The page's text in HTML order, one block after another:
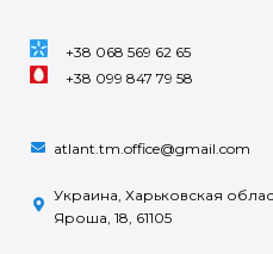
+38 068 569 62 65
+38 099 847 79 58
atlant.tm.office@gmail.com
Украина, Харьковская
Яроша, 18, 61105